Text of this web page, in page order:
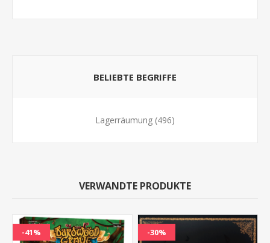
BELIEBTE BEGRIFFE
Lagerräumung (496)
VERWANDTE PRODUKTE
-41% -30%